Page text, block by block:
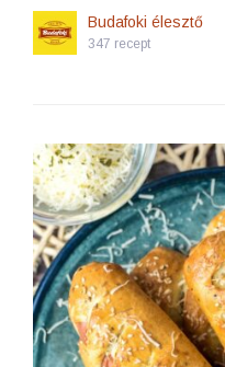
Budafoki élesztő
347 recept